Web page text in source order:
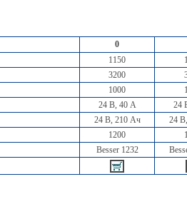
0
1150
3200
1000
24 В, 40 А 24
24 В, 210 Ач 24
1200
Besser 1232